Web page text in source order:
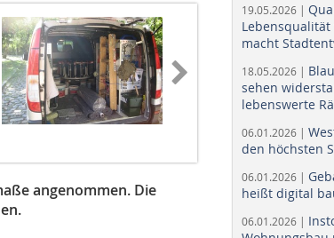
angenommen. Die
19.05.2026 |
macht
18.05.2026 |
sehen
lebenswerte
06.01.2026 |
den höchsten
06.01.2026 |
heißt digital
06.01.2026 |